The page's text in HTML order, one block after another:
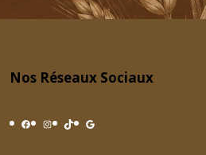
Nos Réseaux Sociaux
FacebookInstagram
TikTokGoogle